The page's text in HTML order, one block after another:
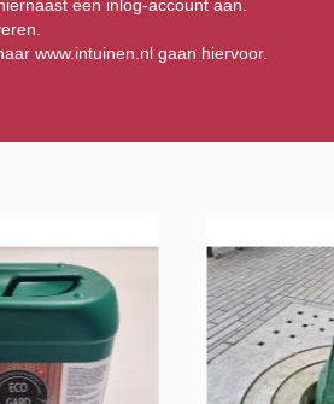
een inlog-account aan.
www.intuinen.nl gaan hiervoor.